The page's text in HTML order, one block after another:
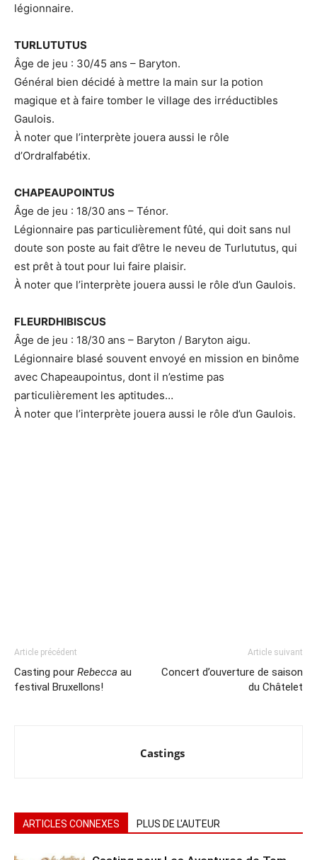
légionnaire.
TURLUTUTUS
Âge de jeu : 30/45 ans – Baryton.
Général bien décidé à mettre la main sur la potion
magique et à faire tomber le village des irréductibles
Gaulois.
À noter que l’interprète jouera aussi le rôle
d’Ordralfabétix.
CHAPEAUPOINTUS
Âge de jeu : 18/30 ans – Ténor.
Légionnaire pas particulièrement fûté, qui doit sans nul
doute son poste au fait d’être le neveu de Turlututus, qui
est prêt à tout pour lui faire plaisir.
À noter que l’interprète jouera aussi le rôle d’un Gaulois.
FLEURDHIBISCUS
Âge de jeu : 18/30 ans – Baryton / Baryton aigu.
Légionnaire blasé souvent envoyé en mission en binôme
avec Chapeaupointus, dont il n’estime pas
particulièrement les aptitudes…
À noter que l’interprète jouera aussi le rôle d’un Gaulois.
Article précédent
Casting pour Rebecca au
festival Bruxellons!
Article suivant
Concert d’ouverture de saison
du Châtelet
Castings
ARTICLES CONNEXES PLUS DE L'AUTEUR